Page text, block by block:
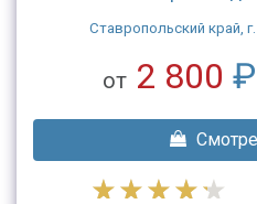
Ставропольский край,
от 2 800 ₽